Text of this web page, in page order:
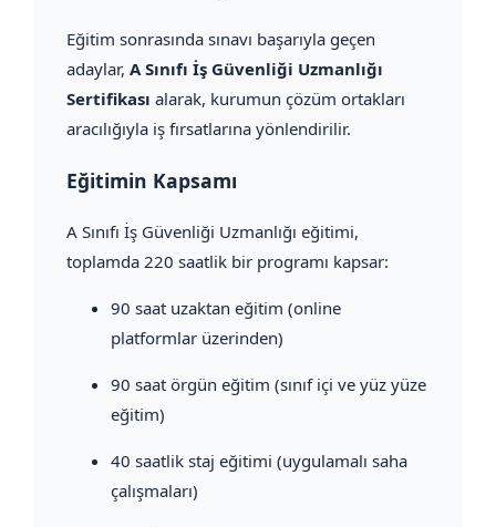
Eğitim sonrasında sınavı başarıyla geçen
adaylar, A Sınıfı İş Güvenliği Uzmanlığı
Sertifikası alarak, kurumun çözüm ortakları
aracılığıyla iş fırsatlarına yönlendirilir.
Eğitimin Kapsamı
A Sınıfı İş Güvenliği Uzmanlığı eğitimi,
toplamda 220 saatlik bir programı kapsar:
90 saat uzaktan eğitim (online
platformlar üzerinden)
90 saat örgün eğitim (sınıf içi ve yüz yüze
eğitim)
40 saatlik staj eğitimi (uygulamalı saha
çalışmaları)